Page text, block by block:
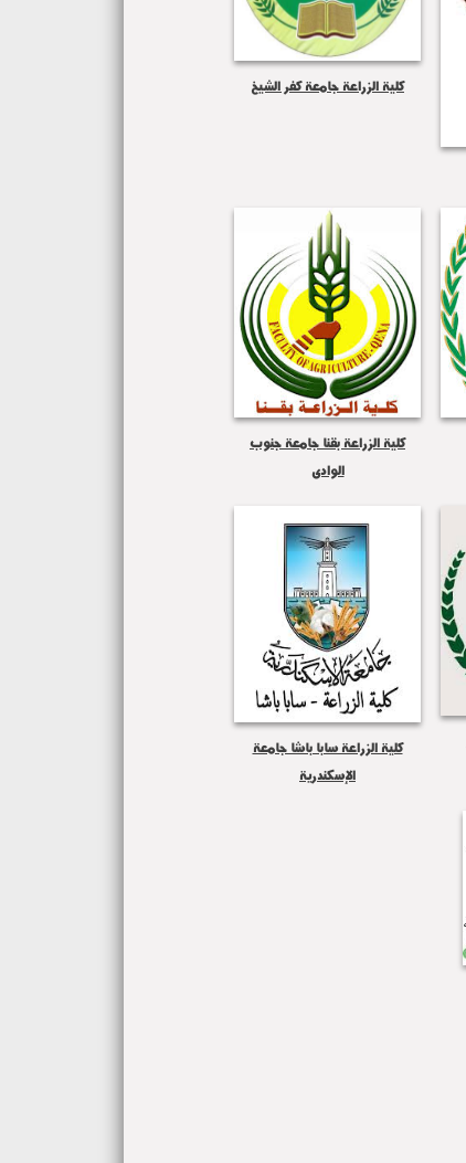
كلية الزراعة جامعة كفر الشيخ
كلية الزراعة بقنا جامعة جنوب
الوادى
كلية الزراعة سابا باشا جامعة
الإسكندرية